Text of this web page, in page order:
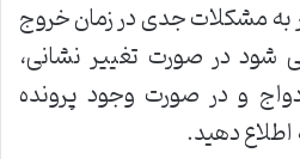
به مشکلات جدی در زمان خروج
شود در صورت تغییر نشانی،
و در صورت وجود پرونده
دهید.